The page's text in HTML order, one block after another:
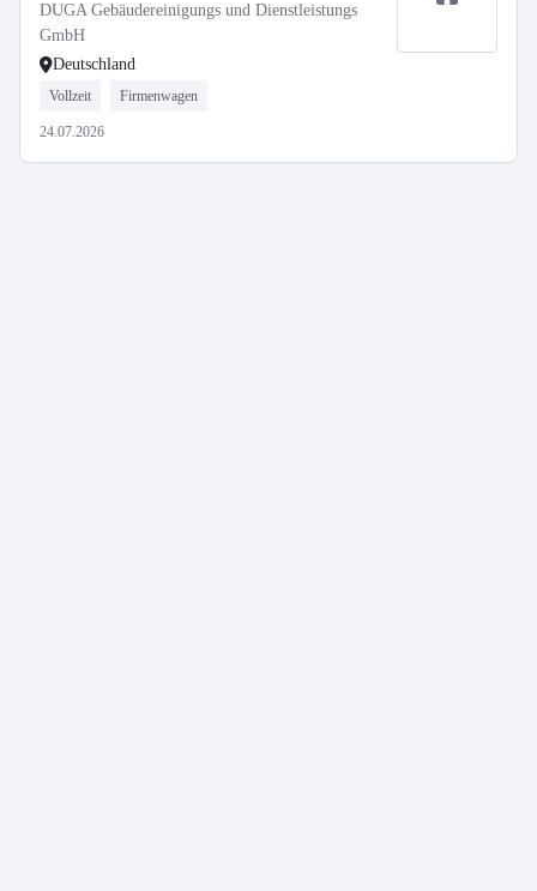
DUGA Gebäudereinigungs und Dienstleistungs
GmbH
Deutschland
Vollzeit Firmenwagen
24.07.2026